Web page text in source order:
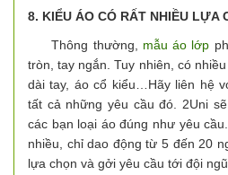
8. KIỂU ÁO CÓ RẤT NHIỀU LỰA
Thông thường, mẫu áo lớp
tròn, tay ngắn. Tuy nhiên, có
dài tay, áo cổ kiểu…Hãy liên hệ
tất cả những yêu cầu đó. 2Uni
các bạn loại áo đúng như yêu
nhiều, chỉ dao động từ 5 đến 20
lựa chọn và gởi yêu cầu tới đội